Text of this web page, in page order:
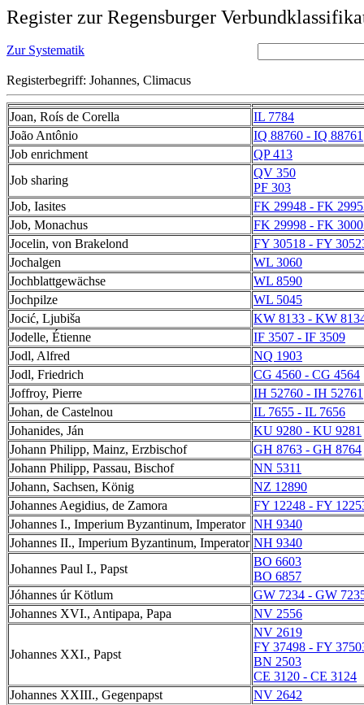
Register zur Regensburger
Zur Systematik
Registerbegriff: Johannes, Climacus
Joan, Roís de Corella
IL 7784
João Antônio
IQ 88760 - IQ 88761
Job enrichment
QP 413
Job sharing
QV 350
PF 303
Job, Iasites
FK 29948 - FK
Job, Monachus
FK 29998 - FK
Jocelin, von Brakelond
FY 30518 - FY
Jochalgen
WL 3060
Jochblattgewächse
WL 8590
Jochpilze
WL 5045
Jocić, Ljubiša
KW 8133 - KW
Jodelle, Étienne
IF 3507 - IF 3509
Jodl, Alfred
NQ 1903
Jodl, Friedrich
CG 4560 - CG 4564
Joffroy, Pierre
IH 52760 - IH 52761
Johan, de Castelnou
IL 7655 - IL 7656
Johanides, Ján
KU 9280 - KU 9281
Johann Philipp, Mainz, Erzbischof
GH 8763 - GH 8764
Johann Philipp, Passau, Bischof
NN 5311
Johann, Sachsen, König
NZ 12890
Johannes Aegidius, de Zamora
FY 12248 - FY
Johannes I., Imperium Byzantinum, Imperator NH 9340
Johannes II., Imperium Byzantinum, Imperator NH 9340
Johannes Paul I., Papst
BO 6603
BO 6857
Jóhannes úr Kötlum
GW 7234 - GW
Johannes XVI., Antipapa, Papa
NV 2556
Johannes XXI., Papst
NV 2619
FY 37498 - FY
BN 2503
CE 3120 - CE 3124
Johannes XXIII., Gegenpapst
NV 2642